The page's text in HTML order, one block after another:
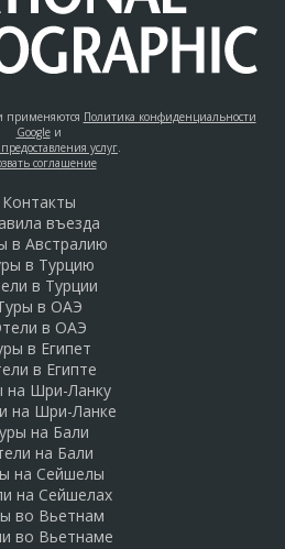
применяются Политика конфиденциальности
Googleи
услуг.
соглашение
Контакты
въезда
в Австралию
в Турцию
в Турции
в ОАЭ
в ОАЭ
в Египет
в Египте
на Шри-Ланку
на Шри-Ланке
на Бали
на Бали
на Сейшелы
на Сейшелах
во Вьетнам
во Вьетнаме